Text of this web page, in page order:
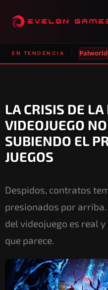
EN TENDENCIA Palworld
LA CRISIS DE
VIDEOJUEGO
SUBIENDO EL
JUEGOS
Despidos, contratos
presionados por
del videojuego es real
que parece.